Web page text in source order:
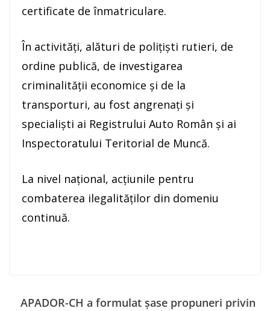
certificate de înmatriculare.
În activități, alături de polițiști rutieri, de
ordine publică, de investigarea
criminalității economice și de la
transporturi, au fost angrenați și
specialiști ai Registrului Auto Român și ai
Inspectoratului Teritorial de Muncă.
La nivel naţional, acţiunile pentru
combaterea ilegalităților din domeniu
continuă.
APADOR-CH a formulat şase propuneri privin